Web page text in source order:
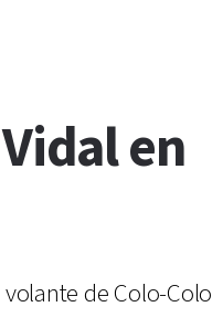
en
de Colo-Colo